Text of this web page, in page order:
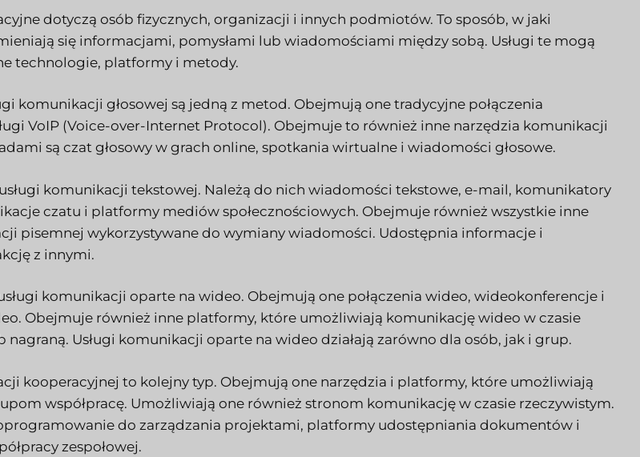
dotyczą osób fizycznych, organizacji i innych podmiotów. To sposób, w jaki
się informacjami, pomysłami lub wiadomościami między sobą. Usługi te mogą
technologie, platformy i metody.
komunikacji głosowej są jedną z metod. Obejmują one tradycyjne połączenia
VoIP (Voice-over-Internet Protocol). Obejmuje to również inne narzędzia komunikacji
są czat głosowy w grach online, spotkania wirtualne i wiadomości głosowe.
komunikacji tekstowej. Należą do nich wiadomości tekstowe, e-mail, komunikatory
czatu i platformy mediów społecznościowych. Obejmuje również wszystkie inne
pisemnej wykorzystywane do wymiany wiadomości. Udostępnia informacje i
z innymi.
komunikacji oparte na wideo. Obejmują one połączenia wideo, wideokonferencje i
Obejmuje również inne platformy, które umożliwiają komunikację wideo w czasie
nagraną. Usługi komunikacji oparte na wideo działają zarówno dla osób, jak i grup.
kooperacyjnej to kolejny typ. Obejmują one narzędzia i platformy, które umożliwiają
współpracę. Umożliwiają one również stronom komunikację w czasie rzeczywistym.
do zarządzania projektami, platformy udostępniania dokumentów i
zespołowej.